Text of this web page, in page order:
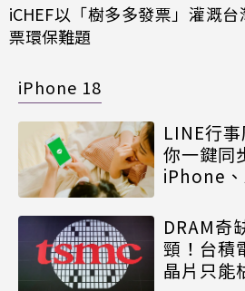
iCHEF以「樹多多發票」灌溉
票環保難題
iPhone 18
LINE行
你一鍵同
iPhone
DRAM奇
頸！台積
晶片只能